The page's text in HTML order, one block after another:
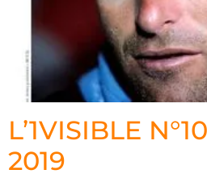
L’1VISIBLE
2019